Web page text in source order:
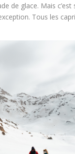
de glace. Mais c’est
Tous les